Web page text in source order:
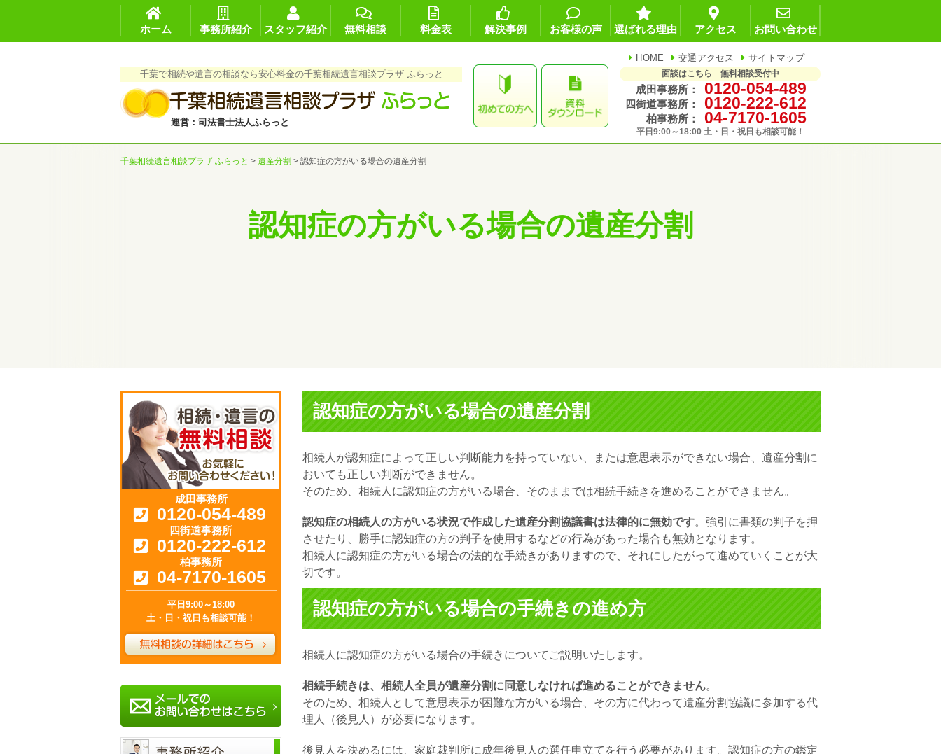
ホーム 事務所紹介 スタッフ紹介 無料相談 料金表 解決事例 お客様の声 選ばれる理由 アクセス お問い合わせ
千葉で相続や遺言の相談なら安心料金の千葉相続遺言相談プラザ ふらっと
運営：司法書士法人ふらっと
HOME 交通アクセス サイトマップ
面談はこちら 無料相談受付中
成田事務所： 0120-054-489
四街道事務所： 0120-222-612
柏事務所： 04-7170-1605
平日9:00～18:00 土・日・祝日も相談可能！
千葉相続遺言相談プラザ ふらっと > 遺産分割 > 認知症の方がいる場合の遺産分割
認知症の方がいる場合の遺産分割
認知症の方がいる場合の遺産分割
相続人が認知症によって正しい判断能力を持っていない、または意思表示ができない場合、遺産分割に
おいても正しい判断ができません。
そのため、相続人に認知症の方がいる場合、そのままでは相続手続きを進めることができません。
認知症の相続人の方がいる状況で作成した遺産分割協議書は法律的に無効です。強引に書類の判子を押
させたり、勝手に認知症の方の判子を使用するなどの行為があった場合も無効となります。
相続人に認知症の方がいる場合の法的な手続きがありますので、それにしたがって進めていくことが大
切です。
認知症の方がいる場合の手続きの進め方
相続人に認知症の方がいる場合の手続きについてご説明いたします。
相続手続きは、相続人全員が遺産分割に同意しなければ進めることができません。
そのため、相続人として意思表示が困難な方がいる場合、その方に代わって遺産分割協議に参加する代
理人（後見人 ）が必要になります。
後見人を決めるには、家庭裁判所に成年後見人の選任申立てを行う必要があります。認知症の方の鑑定
成田事務所
0120-054-489
四街道事務所
0120-222-612
柏事務所
04-7170-1605
平日9:00～18:00
土・日・祝日も相談可能！